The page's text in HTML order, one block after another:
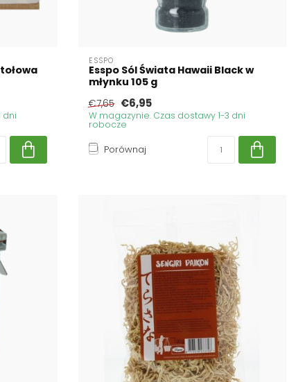
dni
ESSPO
Esspo Sól Świata Hawaii Black w
młynku 105 g
€7,65 €6,95
W magazynie. Czas dostawy 1-3 dni
robocze
Porównaj